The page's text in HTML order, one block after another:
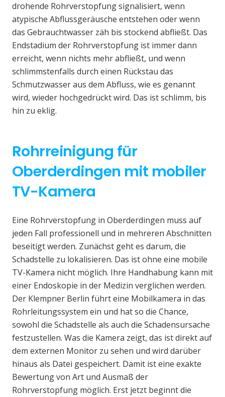
drohende Rohrverstopfung signalisiert, wenn
atypische Abflussgeräusche entstehen oder wenn
das Gebrauchtwasser zäh bis stockend abfließt. Das
Endstadium der Rohrverstopfung ist immer dann
erreicht, wenn nichts mehr abfließt, und wenn
schlimmstenfalls durch einen Rückstau das
Schmutzwasser aus dem Abfluss, wie es genannt
wird, wieder hochgedrückt wird. Das ist schlimm, bis
hin zu eklig.
Rohrreinigung für
Oberderdingen mit mobiler
TV-Kamera
Eine Rohrverstopfung in Oberderdingen muss auf
jeden Fall professionell und in mehreren Abschnitten
beseitigt werden. Zunächst geht es darum, die
Schadstelle zu lokalisieren. Das ist ohne eine mobile
TV-Kamera nicht möglich. Ihre Handhabung kann mit
einer Endoskopie in der Medizin verglichen werden.
Der Klempner Berlin führt eine Mobilkamera in das
Rohrleitungssystem ein und hat so die Chance,
sowohl die Schadstelle als auch die Schadensursache
festzustellen. Was die Kamera zeigt, das ist direkt auf
dem externen Monitor zu sehen und wird darüber
hinaus als Datei gespeichert. Damit ist eine exakte
Bewertung von Art und Ausmaß der
Rohrverstopfung möglich. Erst jetzt beginnt die